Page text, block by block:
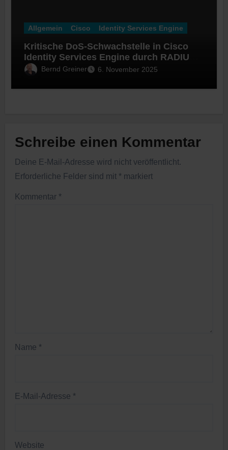
Allgemein Cisco Identity Services Engine
Kritische DoS-Schwachstelle in Cisco
Identity Services Engine durch RADIUS-
Suppression
Bernd Greiner 6. November 2025
Schreibe einen Kommentar
Deine E-Mail-Adresse wird nicht veröffentlicht.
Erforderliche Felder sind mit *markiert
Kommentar *
Name *
E-Mail-Adresse *
Website